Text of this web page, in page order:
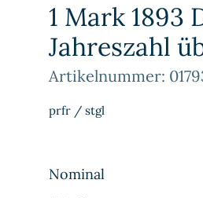
1 Mark 1893
Jahreszahl
Artikelnummer:
prfr / stgl
Nominal